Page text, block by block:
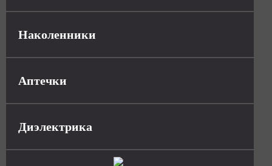
Наколенники
Аптечки
Диэлектрика